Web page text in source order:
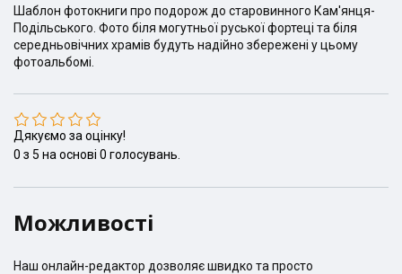
Шаблон фотокниги про подорож до старовинного Кам'янця-
Подільського. Фото біля могутньої руської фортеці та біля
середньовічних храмів будуть надійно збережені у цьому
фотоальбомі.
Дякуємо за оцінку!
0 з 5 на основі 0 голосувань.
Можливості
Наш онлайн-редактор дозволяє швидко та просто